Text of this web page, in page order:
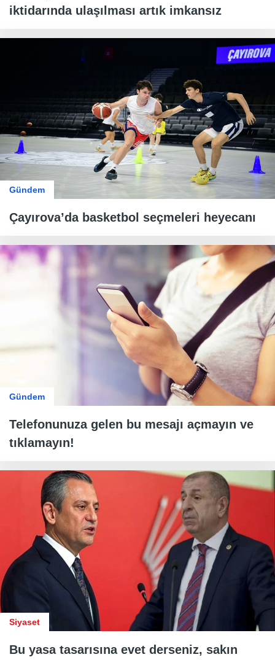
iktidarında ulaşılması artık imkansız
Gündem
Çayırova’da basketbol seçmeleri heyecanı
Gündem
Telefonunuza gelen bu mesajı açmayın ve
tıklamayın!
Siyaset
Bu yasa tasarısına evet derseniz, sakın